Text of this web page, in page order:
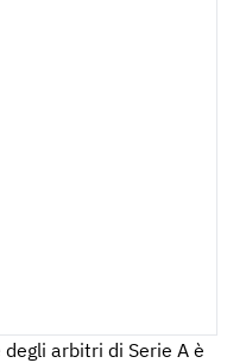
arbitri di Serie A è